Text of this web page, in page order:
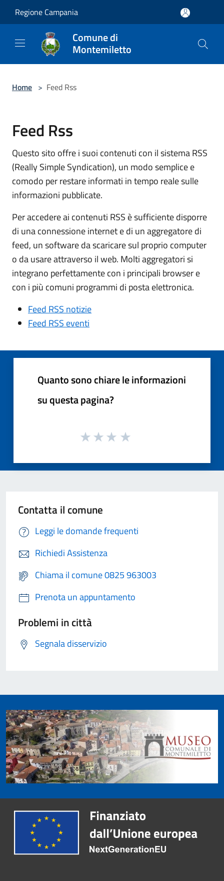
Regione Campania
Comune di
Montemiletto
Home > Feed Rss
Feed Rss
Questo sito offre i suoi contenuti con il sistema RSS
(Really Simple Syndication), un modo semplice e
comodo per restare informati in tempo reale sulle
informazioni pubblicate.
Per accedere ai contenuti RSS è sufficiente disporre
di una connessione internet e di un aggregatore di
feed, un software da scaricare sul proprio computer
o da usare attraverso il web. Molti aggregatori si
integrano perfettamente con i principali browser e
con i più comuni programmi di posta elettronica.
Feed RSS notizie
Feed RSS eventi
Quanto sono chiare le informazioni
su questa pagina?
Contatta il comune
Leggi le domande frequenti
Richiedi Assistenza
Chiama il comune 0825 963003
Prenota un appuntamento
Problemi in città
Segnala disservizio